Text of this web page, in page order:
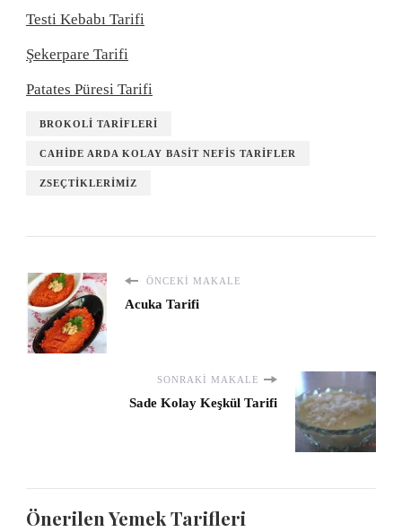
Testi Kebabı Tarifi
Şekerpare Tarifi
Patates Püresi Tarifi
BROKOLI TARIFLERI
CAHIDE ARDA KOLAY BASIT NEFIS TARIFLER
ZSEÇTIKLERIMIZ
ÖNCEKI MAKALE
Acuka Tarifi
SONRAKI MAKALE
Sade Kolay Keşkül Tarifi
Önerilen Yemek Tarifleri